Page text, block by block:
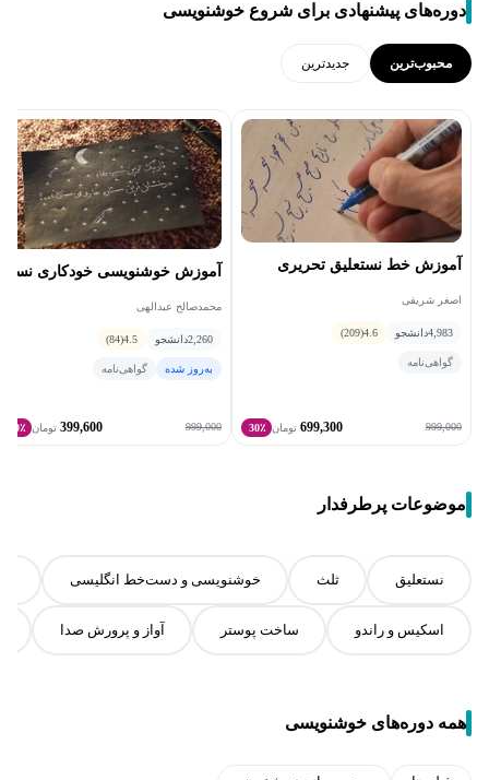
دوره‌های پیشنهادی برای شروع خوشنویسی
محبوب‌ترین جدید‌ترین
آموزش خط نستعلیق تحریری
اصغر شریفی
4,983دانشجو 4.6
(209)
گواهی‌نامه
999,000
699,300 تومان 30٪
آموزش خوشنویسی خودکاری نسخ
محمدصالح عبدالهی
2,260دانشجو 4.5
(84)
به‌روز شده گواهی‌نامه
999,000
399,600 تومان 60٪
موضوعات پرطرفدار
نستعلیق ثلث خوشنویسی و دست‌خط انگلیسی
اسکیس و راندو ساخت پوستر آواز و پرورش صدا
همه دوره‌های خوشنویسی